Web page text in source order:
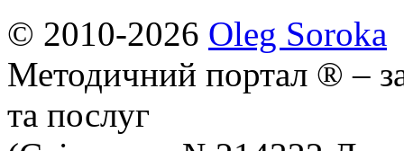
© 2010-2026 Oleg Soroka
Методичний портал ® –
та послуг